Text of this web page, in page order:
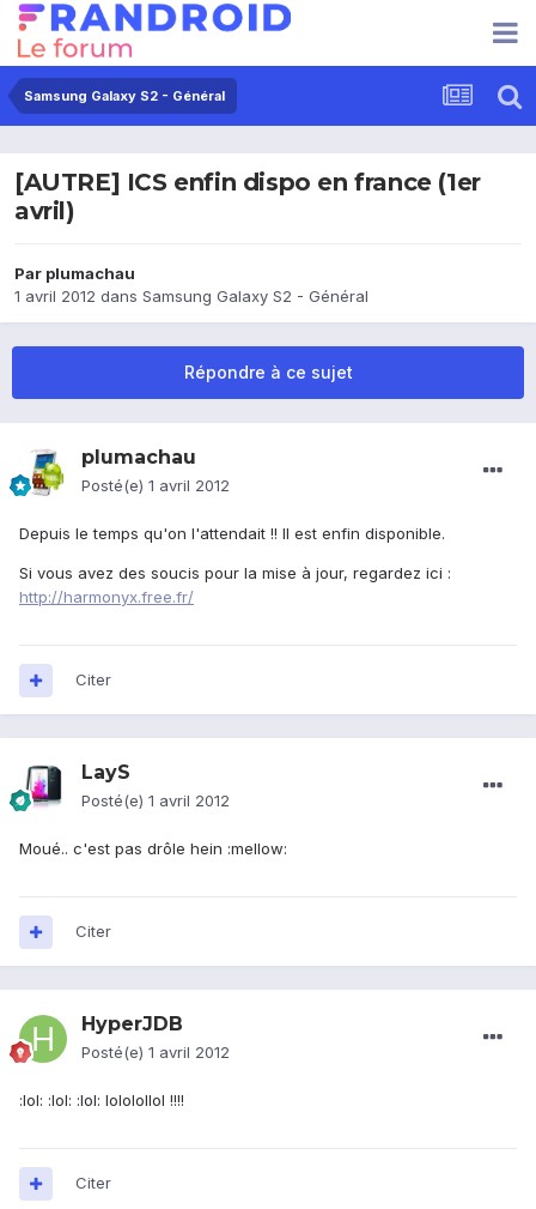
Samsung Galaxy S2 - Général
[AUTRE] ICS enfin dispo en france (1er
avril)
Par plumachau
1 avril 2012 dans Samsung Galaxy S2 - Général
Répondre à ce sujet
plumachau
Posté(e) 1 avril 2012
Depuis le temps qu'on l'attendait !! Il est enfin disponible.
Si vous avez des soucis pour la mise à jour, regardez ici :
http://harmonyx.free.fr/
Citer
LayS
Posté(e) 1 avril 2012
Moué.. c'est pas drôle hein :mellow:
Citer
HyperJDB
Posté(e) 1 avril 2012
:lol: :lol: :lol: lololollol !!!!
Citer